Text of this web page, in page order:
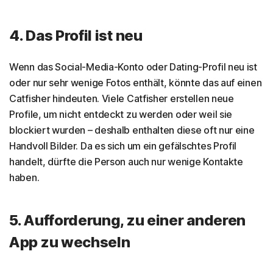
4. Das Profil ist neu
Wenn das Social-Media-Konto oder Dating-Profil neu ist
oder nur sehr wenige Fotos enthält, könnte das auf einen
Catfisher hindeuten. Viele Catfisher erstellen neue
Profile, um nicht entdeckt zu werden oder weil sie
blockiert wurden – deshalb enthalten diese oft nur eine
Handvoll Bilder. Da es sich um ein gefälschtes Profil
handelt, dürfte die Person auch nur wenige Kontakte
haben.
5. Aufforderung, zu einer anderen
App zu wechseln